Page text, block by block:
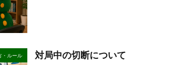
・ルール 対局中の切断について